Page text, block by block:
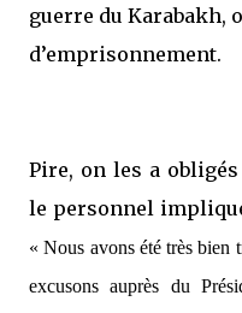
guerre du Karabakh,
d’emprisonnement.
Pire, on les a
le personnel
« Nous avons été très bien
excusons auprès du